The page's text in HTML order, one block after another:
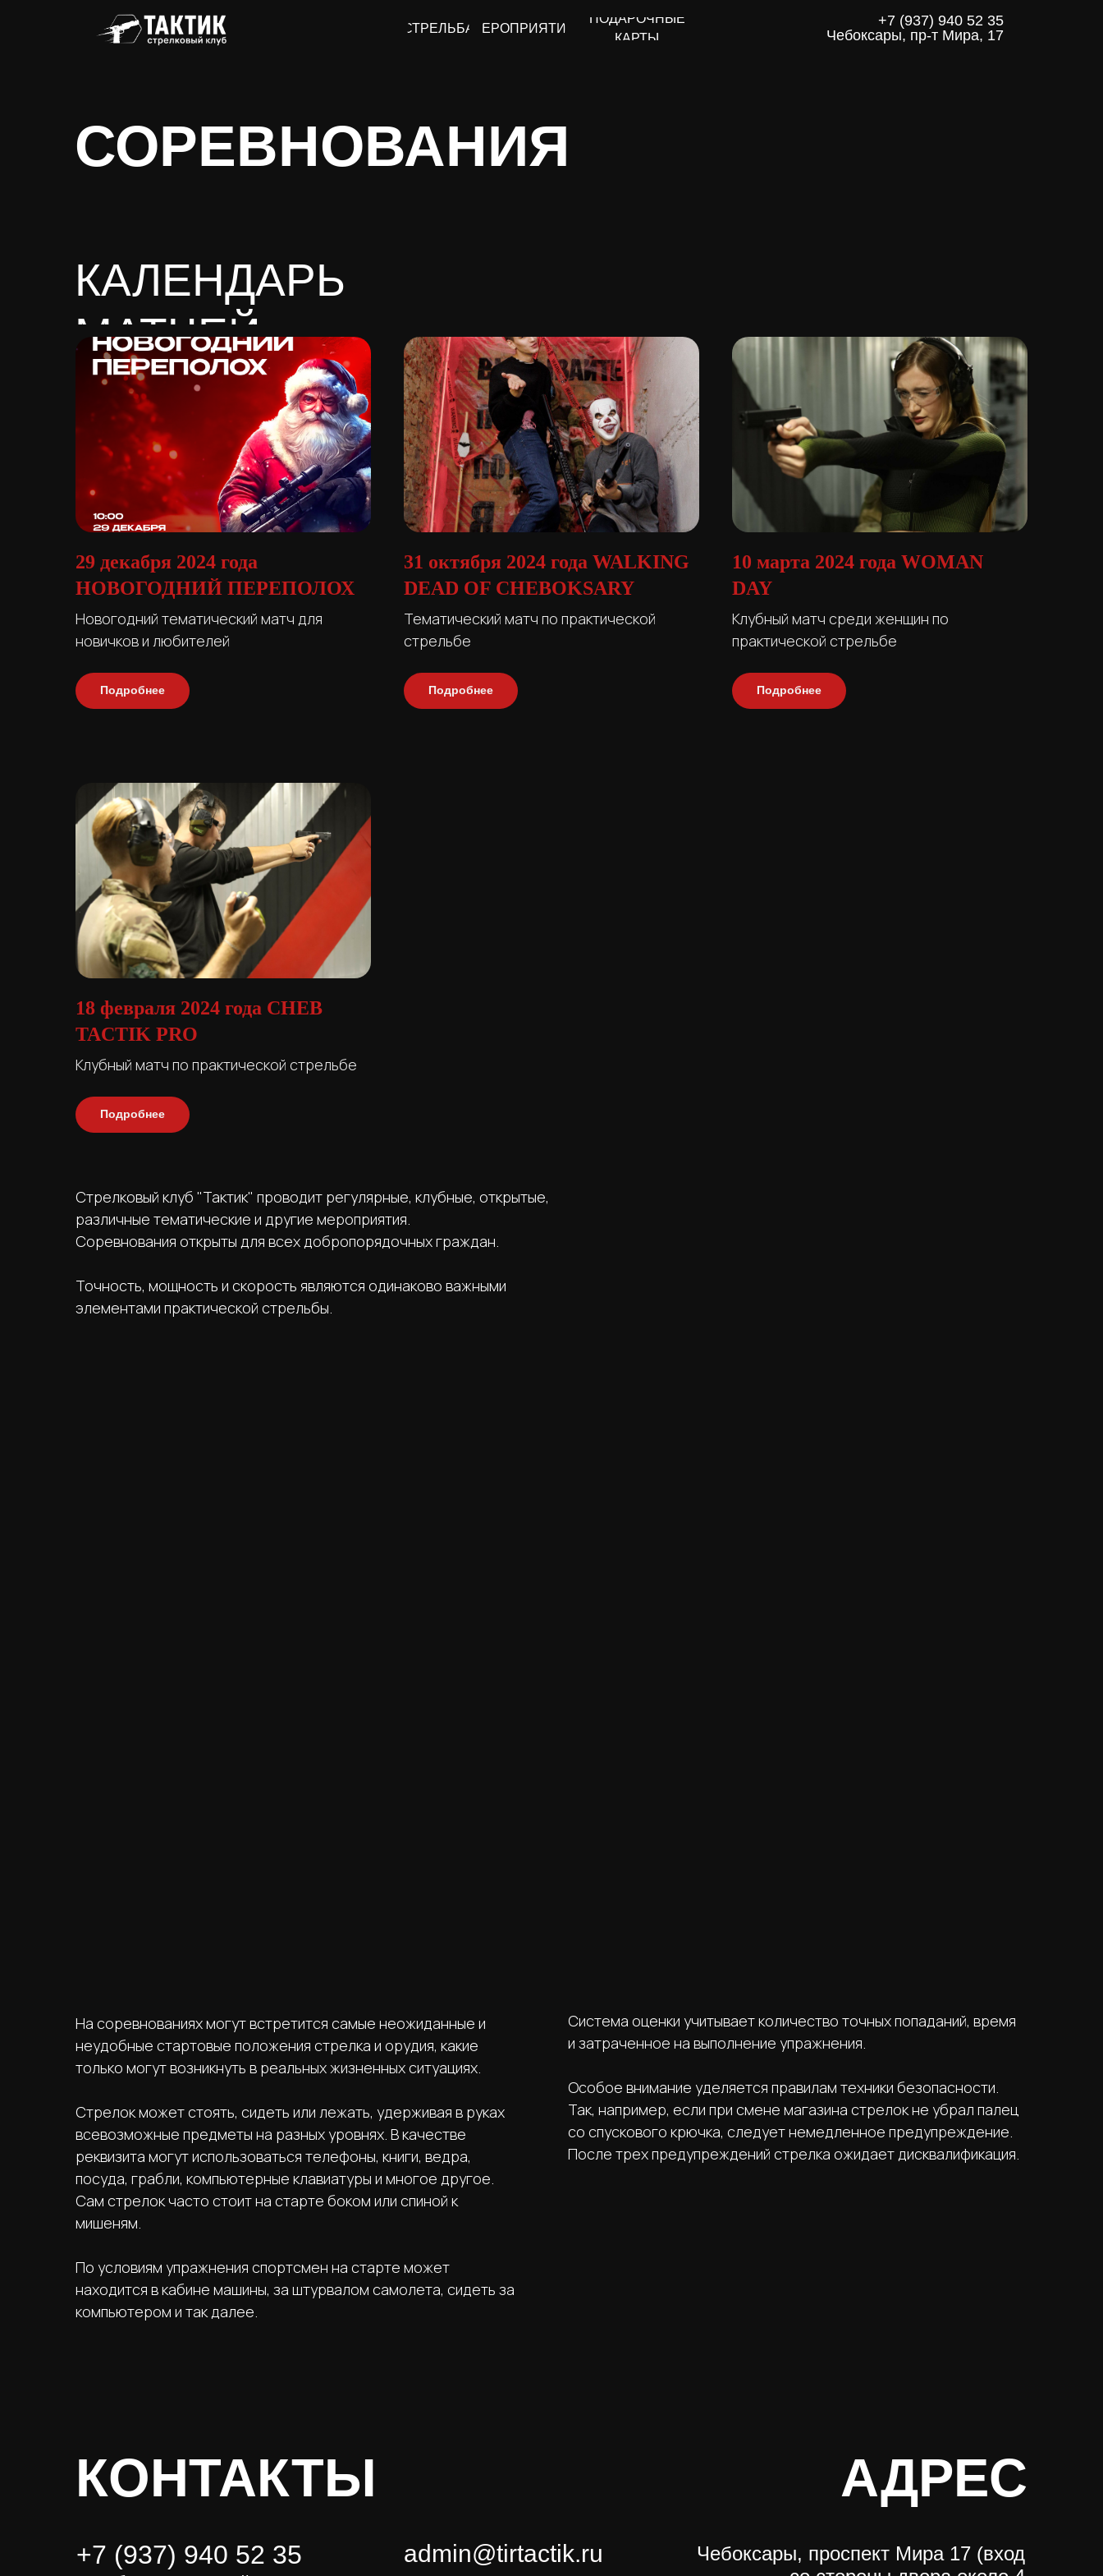
+7 (937) 940 52 35
Чебоксары, пр-т Мира, 17
МЕРОПРИЯТИЯ
СТРЕЛЬБА
ПОДАРОЧНЫЕ
КАРТЫ
СОРЕВНОВАНИЯ
КАЛЕНДАРЬ
МАТЧЕЙ
29 декабря 2024 года
НОВОГОДНИЙ ПЕРЕПОЛОХ
Новогодний тематический матч для
новичков и любителей
Подробнее
31 октября 2024 года WALKING
DEAD OF CHEBOKSARY
Тематический матч по практической
стрельбе
Подробнее
10 марта 2024 года WOMAN
DAY
Клубный матч среди женщин по
практической стрельбе
Подробнее
18 февраля 2024 года CHEB
TACTIK PRO
Клубный матч по практической стрельбе
Подробнее
Стрелковый клуб "Тактик" проводит регулярные, клубные, открытые,
различные тематические и другие мероприятия.
Соревнования открыты для всех добропорядочных граждан.
Точность, мощность и скорость являются одинаково важными
элементами практической стрельбы.
На соревнованиях могут встретится самые неожиданные и
неудобные стартовые положения стрелка и орудия, какие
только могут возникнуть в реальных жизненных ситуациях.
Стрелок может стоять, сидеть или лежать, удерживая в руках
всевозможные предметы на разных уровнях. В качестве
реквизита могут использоваться телефоны, книги, ведра,
посуда, грабли, компьютерные клавиатуры и многое другое.
Сам стрелок часто стоит на старте боком или спиной к
мишеням.
По условиям упражнения спортсмен на старте может
находится в кабине машины, за штурвалом самолета, сидеть за
компьютером и так далее.
Система оценки учитывает количество точных попаданий, время
и затраченное на выполнение упражнения.
Особое внимание уделяется правилам техники безопасности.
Так, например, если при смене магазина стрелок не убрал палец
со спускового крючка, следует немедленное предупреждение.
После трех предупреждений стрелка ожидает дисквалификация.
КОНТАКТЫ АДРЕС
+7 (937) 940 52 35 admin@tirtactik.ru
Чебоксары, проспект Мира 17 (вход